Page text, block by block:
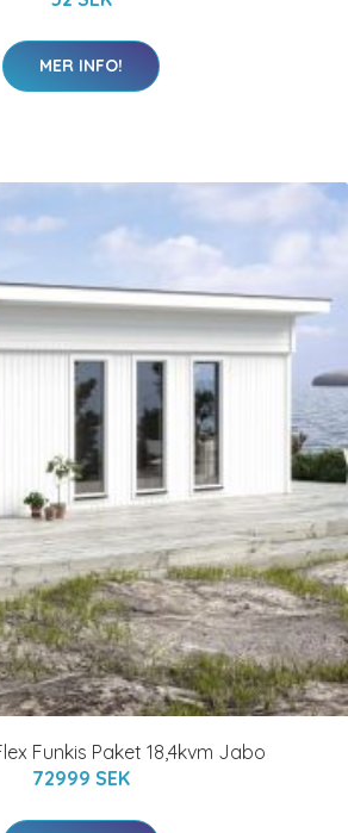
MER INFO!
Funkis Paket 18,4kvm Jabo
72999 SEK